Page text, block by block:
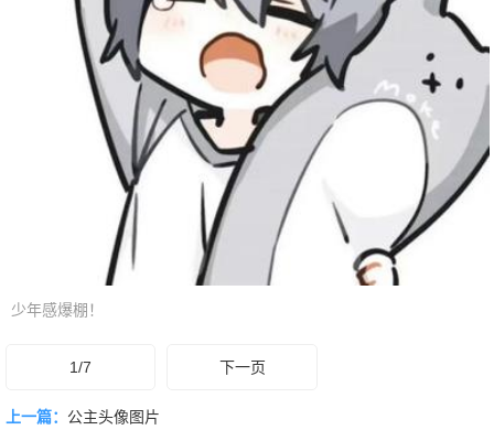
少年感爆棚！
1/7 下一页
上一篇： 公主头像图片